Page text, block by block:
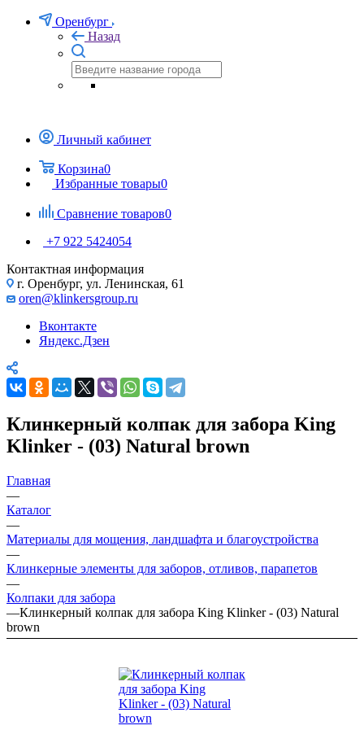
Оренбург
Назад
Личный кабинет
Корзина0
Избранные товары0
Сравнение товаров0
+7 922 5424054
Контактная информация
г. Оренбург, ул. Ленинская, 61
oren@klinkersgroup.ru
Вконтакте
Яндекс.Дзен
Клинкерный колпак для забора King
Klinker - (03) Natural brown
Главная
—
Каталог
—
Материалы для мощения, ландшафта и благоустройства
—
Клинкерные элементы для заборов, отливов, парапетов
—
Колпаки для забора
—Клинкерный колпак для забора King Klinker - (03) Natural
brown